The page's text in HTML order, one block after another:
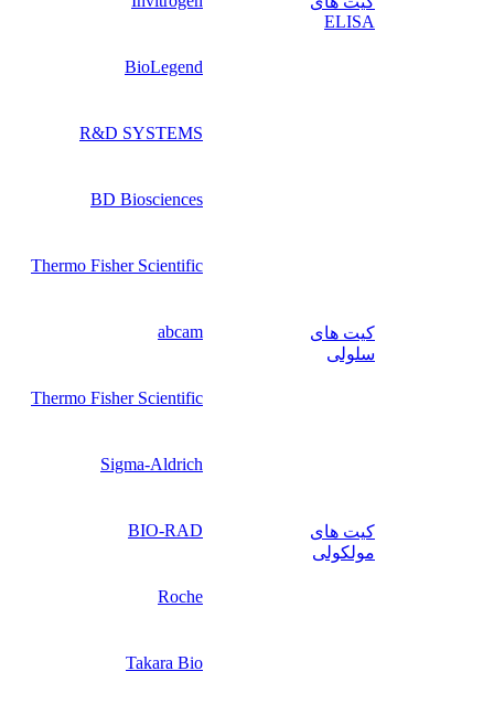
ELISA
BioLegend
R&D SYSTEMS
BD Biosciences
Thermo Fisher Scientific
کیت‌ های
سلولی
abcam
Thermo Fisher Scientific
Sigma-Aldrich
کیت‌ های
مولکولی
BIO-RAD
Roche
Takara Bio